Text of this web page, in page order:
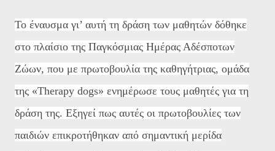
Το έναυσμα γι’ αυτή τη δράση των μαθητών δόθηκε
στο πλαίσιο της Παγκόσμιας Ημέρας Αδέσποτων
Ζώων, που με πρωτοβουλία της καθηγήτριας, ομάδα
της «Therapy dogs» ενημέρωσε τους μαθητές για τη
δράση της. Εξηγεί πως αυτές οι πρωτοβουλίες των
παιδιών επικροτήθηκαν από σημαντική μερίδα